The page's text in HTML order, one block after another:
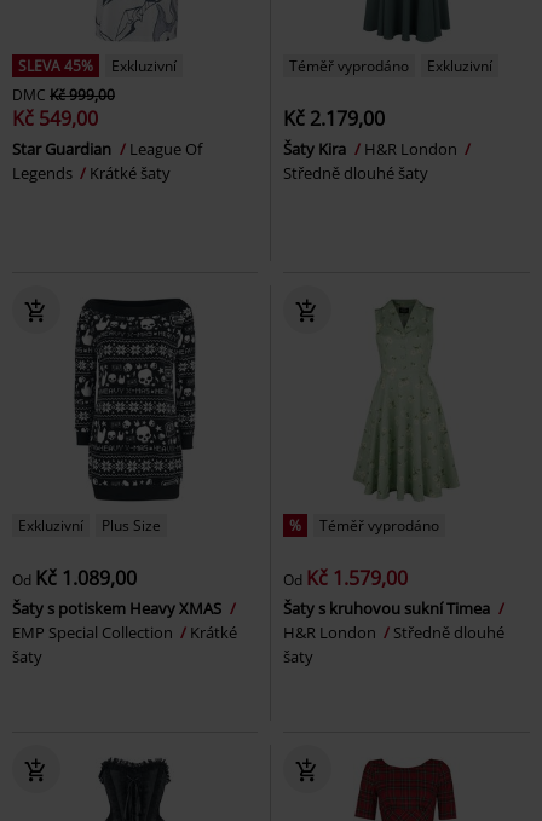
SLEVA 45%
Exkluzivní
DMC Kč 999,00
Kč 549,00
Star Guardian
League Of
Legends
Krátké šaty
Téměř vyprodáno Exkluzivní
Kč 2.179,00
Šaty Kira
H&R London
Středně dlouhé šaty
Exkluzivní Plus Size
Od Kč 1.089,00
Šaty s potiskem Heavy XMAS
EMP Special Collection
Krátké
šaty
% Téměř vyprodáno
Od Kč 1.579,00
Šaty s kruhovou sukní Timea
H&R London
Středně dlouhé
šaty